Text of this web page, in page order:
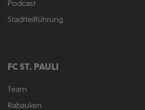
Podcast
Stadtteilführung
FC ST. PAULI
Team
Rabauken